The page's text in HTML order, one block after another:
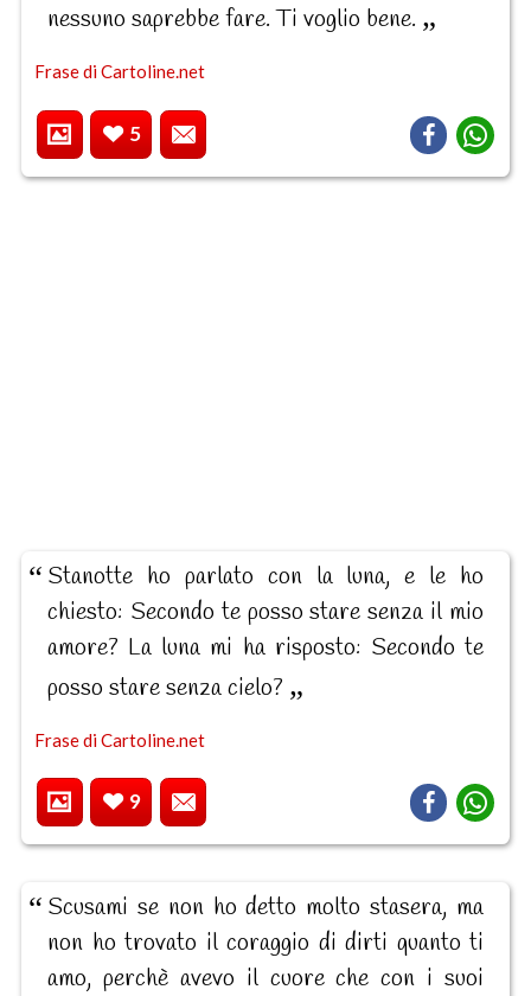
nessuno saprebbe fare. Ti voglio bene.
Frase di Cartoline.net
5
Stanotte ho parlato con la luna, e le ho
chiesto: Secondo te posso stare senza il mio
amore? La luna mi ha risposto: Secondo te
posso stare senza cielo?
Frase di Cartoline.net
9
Scusami se non ho detto molto stasera, ma
non ho trovato il coraggio di dirti quanto ti
amo, perchè avevo il cuore che con i suoi